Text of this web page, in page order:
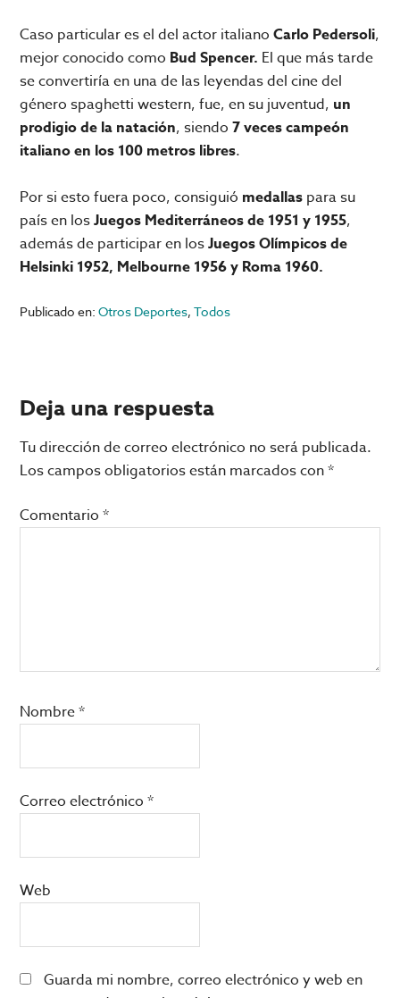
Caso particular es el del actor italianoCarlo Pedersoli,
mejor conocido como Bud Spencer. El que más tarde
se convertiría en una de las leyendas del cine del
género spaghetti western, fue, en su juventud, un
prodigio de la natación, siendo7 veces campeón
italiano en los 100 metros libres.
Por si esto fuera poco, consiguió medallas para su
país en losJuegos Mediterráneos de 1951 y 1955,
además de participar en losJuegos Olímpicos de
Helsinki 1952, Melbourne 1956 y Roma 1960.
Publicado en:Otros Deportes,Todos
Interacciones
con
los
lectores
Deja una respuesta
Tu dirección de correo electrónico no será publicada.
Los campos obligatorios están marcados con*
Comentario*
Nombre*
Correo electrónico*
Web
Guarda mi nombre, correo electrónico y web en